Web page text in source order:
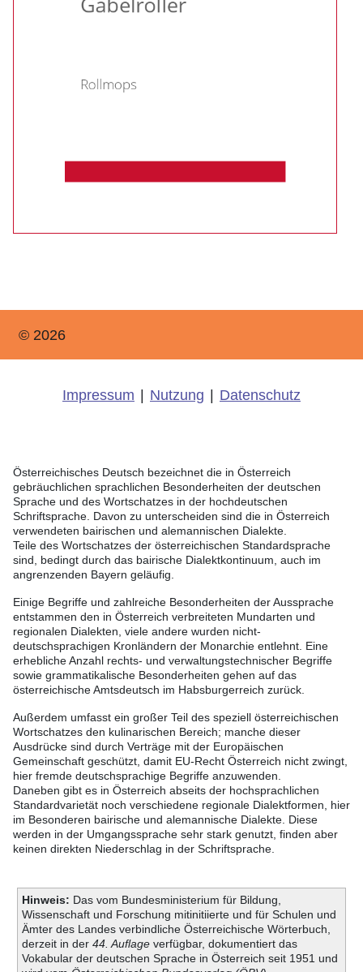
© 2026
Impressum Nutzung Datenschutz
Österreichisches Deutsch bezeichnet die in Österreich
gebräuchlichen sprachlichen Besonderheiten der deutschen
Sprache und des Wortschatzes in der hochdeutschen
Schriftsprache. Davon zu unterscheiden sind die in Österreich
verwendeten bairischen und alemannischen Dialekte.
Teile des Wortschatzes der österreichischen Standardsprache
sind, bedingt durch das bairische Dialektkontinuum, auch im
angrenzenden Bayern geläufig.
Einige Begriffe und zahlreiche Besonderheiten der Aussprache
entstammen den in Österreich verbreiteten Mundarten und
regionalen Dialekten, viele andere wurden nicht-
deutschsprachigen Kronländern der Monarchie entlehnt. Eine
erhebliche Anzahl rechts- und verwaltungstechnischer Begriffe
sowie grammatikalische Besonderheiten gehen auf das
österreichische Amtsdeutsch im Habsburgerreich zurück.
Außerdem umfasst ein großer Teil des speziell österreichischen
Wortschatzes den kulinarischen Bereich; manche dieser
Ausdrücke sind durch Verträge mit der Europäischen
Gemeinschaft geschützt, damit EU-Recht Österreich nicht zwingt,
hier fremde deutschsprachige Begriffe anzuwenden.
Daneben gibt es in Österreich abseits der hochsprachlichen
Standardvarietät noch verschiedene regionale Dialektformen, hier
im Besonderen bairische und alemannische Dialekte. Diese
werden in der Umgangssprache sehr stark genutzt, finden aber
keinen direkten Niederschlag in der Schriftsprache.
Hinweis: Das vom Bundesministerium für Bildung,
Wissenschaft und Forschung mitinitiierte und für Schulen und
Ämter des Landes verbindliche Österreichische Wörterbuch,
derzeit in der 44. Auflageverfügbar, dokumentiert das
Vokabular der deutschen Sprache in Österreich seit 1951 und